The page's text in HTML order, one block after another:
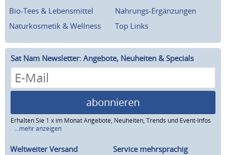
Bio-Tees & Lebensmittel
Nahrungs-Ergänzungen
Naturkosmetik & Wellness
Top Links
Sat Nam Newsletter: Angebote, Neuheiten & Specials
abonnieren
Erhalten Sie 1 x im Monat Angebote, Neuheiten, Trends und Event-Infos
...mehr anzeigen
Weltweiter Versand Service mehrsprachig